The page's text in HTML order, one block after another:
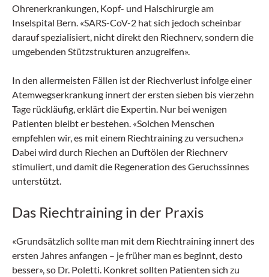
Ohrenerkrankungen, Kopf- und Halschirurgie am
Inselspital Bern. «SARS-CoV-2 hat sich jedoch scheinbar
darauf spezialisiert, nicht direkt den Riechnerv, sondern die
umgebenden Stützstrukturen anzugreifen».
In den allermeisten Fällen ist der Riechverlust infolge einer
Atemwegserkrankung innert der ersten sieben bis vierzehn
Tage rückläufig, erklärt die Expertin. Nur bei wenigen
Patienten bleibt er bestehen. «Solchen Menschen
empfehlen wir, es mit einem Riechtraining zu versuchen.»
Dabei wird durch Riechen an Duftölen der Riechnerv
stimuliert, und damit die Regeneration des Geruchssinnes
unterstützt.
Das Riechtraining in der Praxis
«Grundsätzlich sollte man mit dem Riechtraining innert des
ersten Jahres anfangen – je früher man es beginnt, desto
besser», so Dr. Poletti. Konkret sollten Patienten sich zu